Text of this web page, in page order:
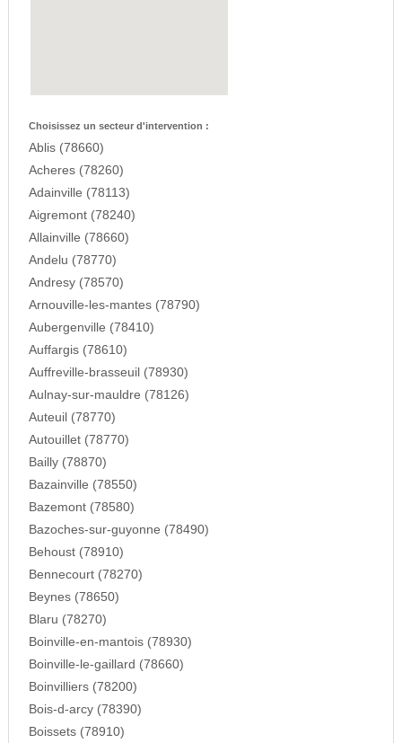
Choisissez un secteur d'intervention :
Ablis (78660)
Acheres (78260)
Adainville (78113)
Aigremont (78240)
Allainville (78660)
Andelu (78770)
Andresy (78570)
Arnouville-les-mantes (78790)
Aubergenville (78410)
Auffargis (78610)
Auffreville-brasseuil (78930)
Aulnay-sur-mauldre (78126)
Auteuil (78770)
Autouillet (78770)
Bailly (78870)
Bazainville (78550)
Bazemont (78580)
Bazoches-sur-guyonne (78490)
Behoust (78910)
Bennecourt (78270)
Beynes (78650)
Blaru (78270)
Boinville-en-mantois (78930)
Boinville-le-gaillard (78660)
Boinvilliers (78200)
Bois-d-arcy (78390)
Boissets (78910)